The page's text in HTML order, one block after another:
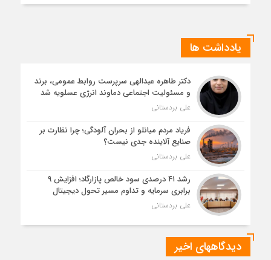
یادداشت ها
دکتر طاهره عبدالهی سرپرست روابط عمومی، برند
و مسئولیت اجتماعی دماوند انرژی عسلویه شد
علی بردستانی
فریاد مردم میانلو از بحران آلودگی؛ چرا نظارت بر
صنایع آلاینده جدی نیست؟
علی بردستانی
رشد ۴۱ درصدی سود خالص پازارگاد؛ افزایش ۹
برابری سرمایه و تداوم مسیر تحول دیجیتال
علی بردستانی
دیدگاههای اخیر